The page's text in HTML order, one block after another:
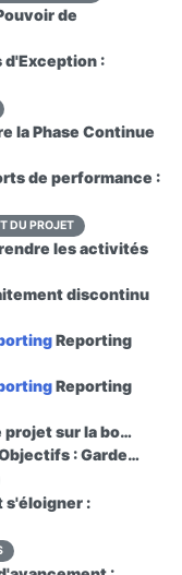
de
d'Exception :
la Phase Continue
de performance :
DU PROJET
les activités
discontinu
Reporting
Reporting
projet sur la bo…
: Garde…
s'éloigner :